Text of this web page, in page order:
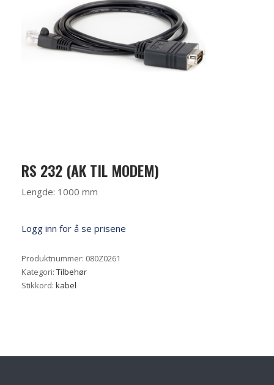
RS 232 (AK TIL MODEM)
Lengde: 1000 mm
Logg inn for å se prisene
Produktnummer: 080Z0261
Kategori: Tilbehør
Stikkord: kabel